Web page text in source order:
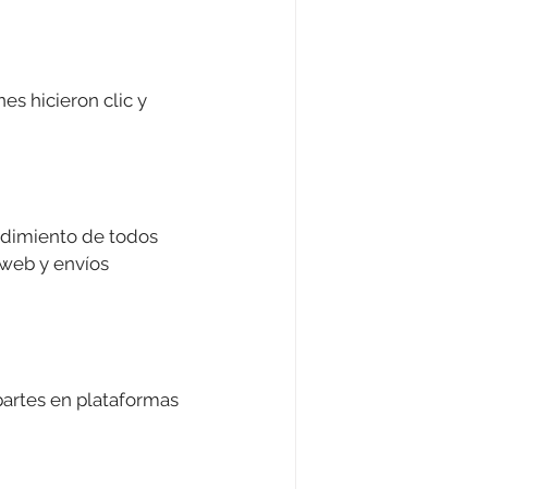
hicieron clic y
de todos
y envíos
en plataformas